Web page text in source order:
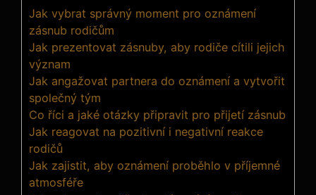
Jak vybrat správný moment pro oznámení
zásnub rodičům
Jak prezentovat zásnuby, aby rodiče cítili jejich
význam
Jak angažovat partnera do oznámení a vytvořit
společný tým
Co říci a jaké otázky připravit pro přijetí zásnub
Jak reagovat na pozitivní i negativní reakce
rodičů
Jak zajistit, aby oznámení proběhlo v příjemné
atmosféře